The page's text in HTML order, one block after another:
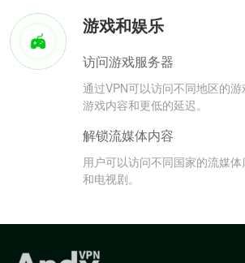
游戏和娱乐
访问游戏服务器
通过VPN可以访问不同地区的
游戏内容和更低的延迟。
解锁流媒体内容
用户可以访问不同国家的流媒
和电视剧。